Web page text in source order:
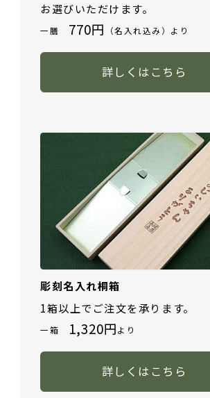
お選びいただけます。
一膳 770円 （名入れ込み）より
詳しくはこちら
彫刻名入れ桐箱
1箱以上でご注文を承ります。
一箱 1,320円より
詳しくはこちら